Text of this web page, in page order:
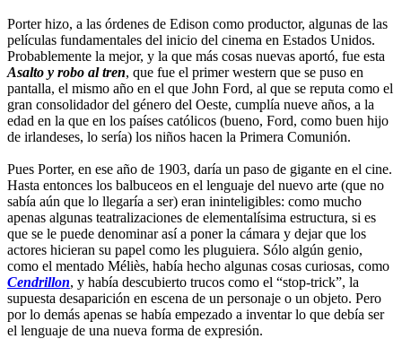
Porter hizo, a las órdenes de Edison como productor, algunas de las
películas fundamentales del inicio del cinema en Estados Unidos.
Probablemente la mejor, y la que más cosas nuevas aportó, fue esta
Asalto y robo al tren, que fue el primer western que se puso en
pantalla, el mismo año en el que John Ford, al que se reputa como el
gran consolidador del género del Oeste, cumplía nueve años, a la
edad en la que en los países católicos (bueno, Ford, como buen hijo
de irlandeses, lo sería) los niños hacen la Primera Comunión.
Pues Porter, en ese año de 1903, daría un paso de gigante en el cine.
Hasta entonces los balbuceos en el lenguaje del nuevo arte (que no
sabía aún que lo llegaría a ser) eran ininteligibles: como mucho
apenas algunas teatralizaciones de elementalísima estructura, si es
que se le puede denominar así a poner la cámara y dejar que los
actores hicieran su papel como les pluguiera. Sólo algún genio,
como el mentado Méliès, había hecho algunas cosas curiosas, como
Cendrillon, y había descubierto trucos como el “stop-trick”, la
supuesta desaparición en escena de un personaje o un objeto. Pero
por lo demás apenas se había empezado a inventar lo que debía ser
el lenguaje de una nueva forma de expresión.